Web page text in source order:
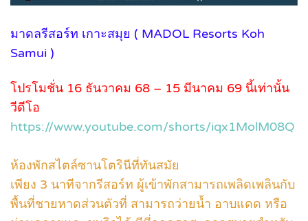
มาดลรีสอร์ท เกาะสมุย ( MADOL Resorts Koh
Samui )
โปรโมชั่น 16 ธันวาคม 68 – 15 มีนาคม 69 นี้เท่านั้น
วีดีโอ
https://www.youtube.com/shorts/iqx1MolM08Q
ห้องพักสไตล์ซานโตรินีที่ทันสมัย
เพียง 3 นาทีจากรีสอร์ท ผู้เข้าพักสามารถเพลิดเพลินกับ
พื้นที่ชายหาดส่วนตัวที่ สามารถว่ายนํ้า อาบแดด หรือ